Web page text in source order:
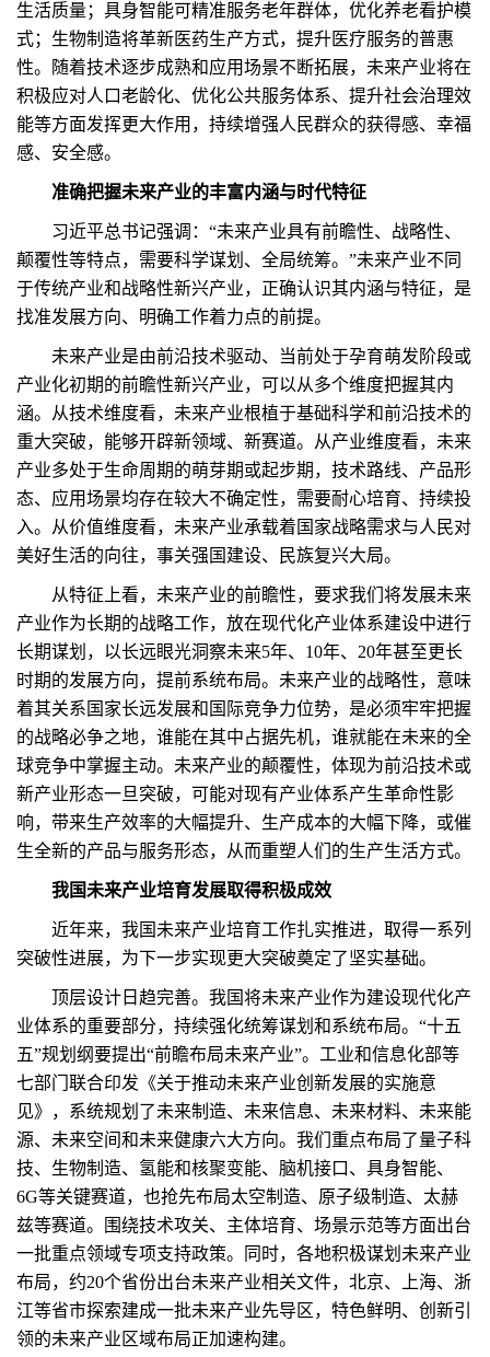
生活质量；具身智能可精准服务老年群体，优化养老看护模
式；生物制造将革新医药生产方式，提升医疗服务的普惠
性。随着技术逐步成熟和应用场景不断拓展，未来产业将在
积极应对人口老龄化、优化公共服务体系、提升社会治理效
能等方面发挥更大作用，持续增强人民群众的获得感、幸福
感、安全感。
准确把握未来产业的丰富内涵与时代特征
习近平总书记强调：“未来产业具有前瞻性、战略性、
颠覆性等特点，需要科学谋划、全局统筹。”未来产业不同
于传统产业和战略性新兴产业，正确认识其内涵与特征，是
找准发展方向、明确工作着力点的前提。
未来产业是由前沿技术驱动、当前处于孕育萌发阶段或
产业化初期的前瞻性新兴产业，可以从多个维度把握其内
涵。从技术维度看，未来产业根植于基础科学和前沿技术的
重大突破，能够开辟新领域、新赛道。从产业维度看，未来
产业多处于生命周期的萌芽期或起步期，技术路线、产品形
态、应用场景均存在较大不确定性，需要耐心培育、持续投
入。从价值维度看，未来产业承载着国家战略需求与人民对
美好生活的向往，事关强国建设、民族复兴大局。
从特征上看，未来产业的前瞻性，要求我们将发展未来
产业作为长期的战略工作，放在现代化产业体系建设中进行
长期谋划，以长远眼光洞察未来5年、10年、20年甚至更长
时期的发展方向，提前系统布局。未来产业的战略性，意味
着其关系国家长远发展和国际竞争力位势，是必须牢牢把握
的战略必争之地，谁能在其中占据先机，谁就能在未来的全
球竞争中掌握主动。未来产业的颠覆性，体现为前沿技术或
新产业形态一旦突破，可能对现有产业体系产生革命性影
响，带来生产效率的大幅提升、生产成本的大幅下降，或催
生全新的产品与服务形态，从而重塑人们的生产生活方式。
我国未来产业培育发展取得积极成效
近年来，我国未来产业培育工作扎实推进，取得一系列
突破性进展，为下一步实现更大突破奠定了坚实基础。
顶层设计日趋完善。我国将未来产业作为建设现代化产
业体系的重要部分，持续强化统筹谋划和系统布局。“十五
五”规划纲要提出“前瞻布局未来产业”。工业和信息化部等
七部门联合印发《关于推动未来产业创新发展的实施意
见》，系统规划了未来制造、未来信息、未来材料、未来能
源、未来空间和未来健康六大方向。我们重点布局了量子科
技、生物制造、氢能和核聚变能、脑机接口、具身智能、
6G等关键赛道，也抢先布局太空制造、原子级制造、太赫
兹等赛道。围绕技术攻关、主体培育、场景示范等方面出台
一批重点领域专项支持政策。同时，各地积极谋划未来产业
布局，约20个省份出台未来产业相关文件，北京、上海、浙
江等省市探索建成一批未来产业先导区，特色鲜明、创新引
领的未来产业区域布局正加速构建。